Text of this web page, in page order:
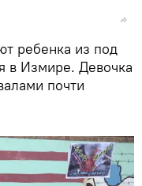
ребенка из под
в Измире. Девочка
почти